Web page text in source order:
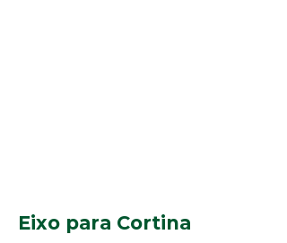
Eixo para Cortina